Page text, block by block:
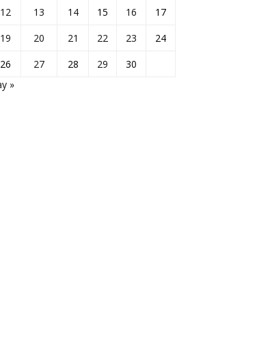
12 13 14 15 16
17
19 20 21 22 23
24
26 27 28 29
30
»